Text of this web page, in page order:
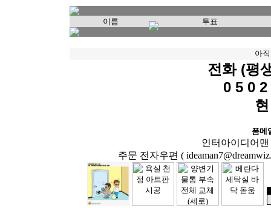
이름 투표
아
전화 (평
0 5 0
폼메
인터아이디어맨
주문 전자우편 (